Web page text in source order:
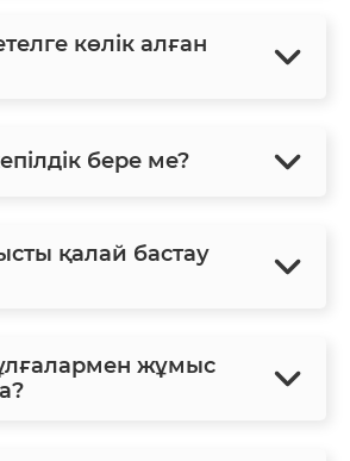
көлік алған
бере ме?
қалай бастау
жұмыс